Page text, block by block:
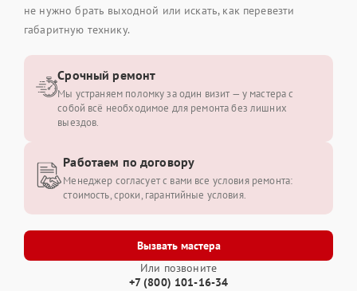
не нужно брать выходной или искать, как перевезти
габаритную технику.
Вызвать мастера
Или позвоните
+7 (800) 101-16-34
Срочный ремонт
Мы устраняем поломку за один визит — у мастера с
собой всё необходимое для ремонта без лишних
выездов.
Работаем по договору
Менеджер согласует с вами все условия ремонта:
стоимость, сроки, гарантийные условия.